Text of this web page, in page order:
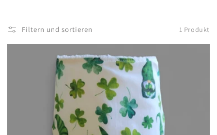
Filtern und sortieren 1 Produkt